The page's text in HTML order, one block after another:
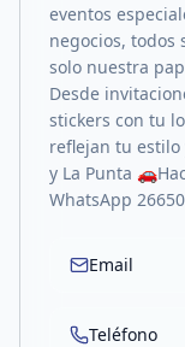
eventos
negocios, todos
solo nuestra
Desde
stickers con tu
reflejan tu estilo
y La Punta
WhatsApp
Email
Teléfono